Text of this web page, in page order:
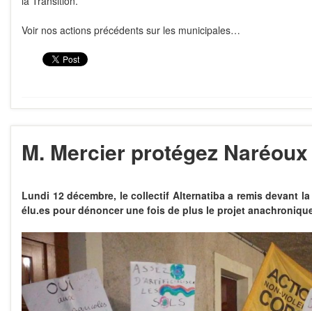
Voir nos actions précédents sur les municipales…
M. Mercier protégez
Lundi 12 décembre, le collectif Alternatiba a remis devant
élu.es pour dénoncer une fois de plus le projet